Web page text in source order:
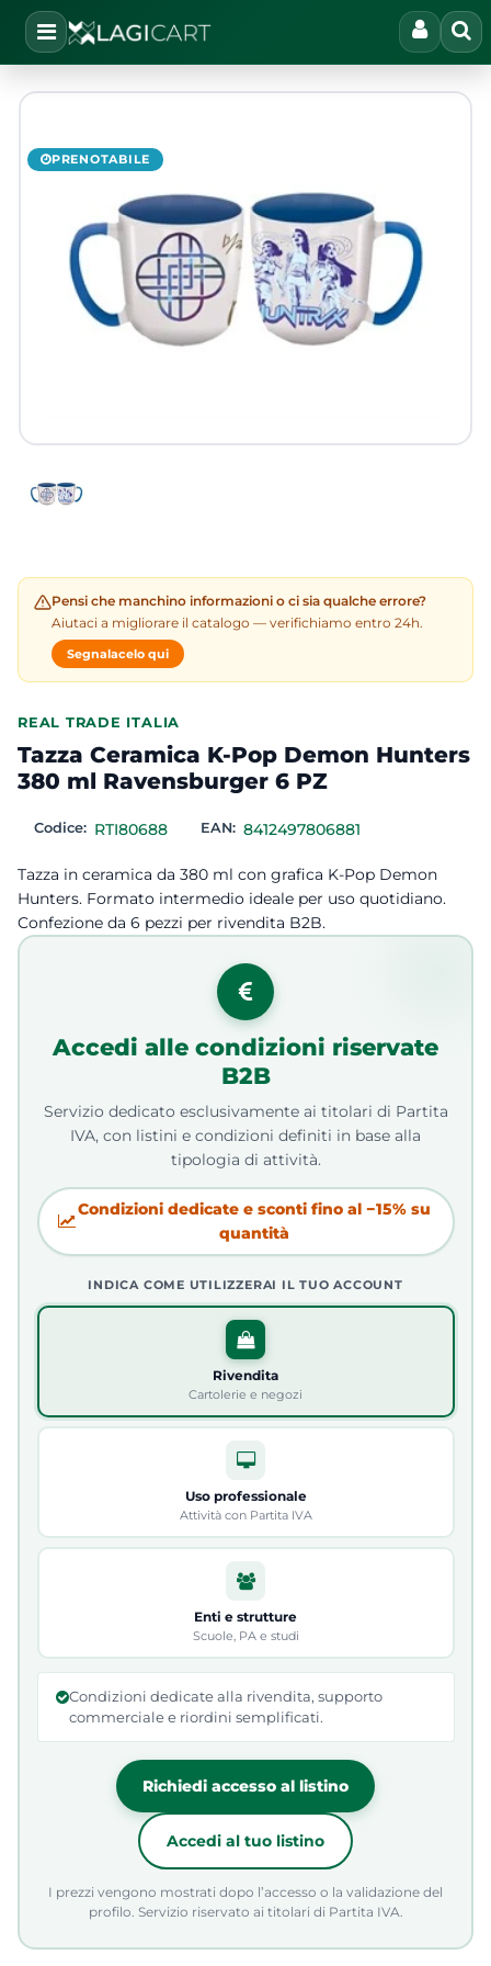
Open
PRENOTABILE
Pensi che manchino informazioni o ci sia qualche errore?
Aiutaci a migliorare il catalogo — verifichiamo entro 24h.
Segnalacelo qui
REAL TRADE ITALIA
Tazza Ceramica K-Pop Demon Hunters
380 ml Ravensburger 6 PZ
Codice: RTI80688 EAN: 8412497806881
Tazza in ceramica da 380 ml con grafica K-Pop Demon
Hunters. Formato intermedio ideale per uso quotidiano.
Confezione da 6 pezzi per rivendita B2B.
Accedi alle condizioni riservate
B2B
Servizio dedicato esclusivamente ai titolari di Partita
IVA, con listini e condizioni definiti in base alla
tipologia di attività.
Condizioni dedicate e sconti fino al −15% su
quantità
INDICA COME UTILIZZERAI IL TUO ACCOUNT
Rivendita
Cartolerie e negozi
Uso professionale
Attività con Partita IVA
Enti e strutture
Scuole, PA e studi
Condizioni dedicate alla rivendita, supporto
commerciale e riordini semplificati.
Richiedi accesso al listino
Accedi al tuo listino
I prezzi vengono mostrati dopo l’accesso o la validazione del
profilo. Servizio riservato ai titolari di Partita IVA.